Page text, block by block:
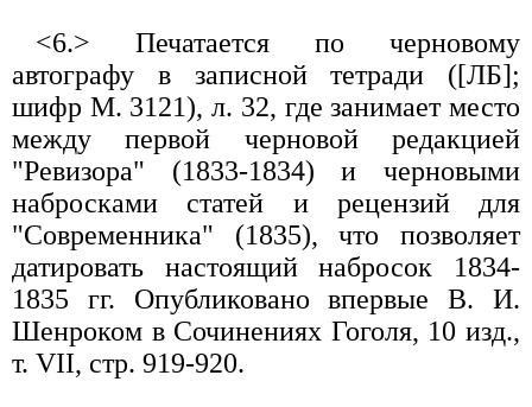
<6.> Печатается по черновому
автографу в записной тетради ([ЛБ];
шифр М. 3121), л. 32, где занимает место
между первой черновой редакцией
"Ревизора" (1833-1834) и черновыми
набросками статей и рецензий для
"Современника" (1835), что позволяет
датировать настоящий набросок 1834-
1835 гг. Опубликовано впервые В. И.
Шенроком в Сочинениях Гоголя, 10 изд.,
т. VII, стр. 919-920.